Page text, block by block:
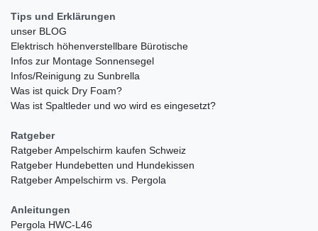
Tips und Erklärungen
unser BLOG
Elektrisch höhenverstellbare Bürotische
Infos zur Montage Sonnensegel
Infos/Reinigung zu Sunbrella
Was ist quick Dry Foam?
Was ist Spaltleder und wo wird es eingesetzt?
Ratgeber
Ratgeber Ampelschirm kaufen Schweiz
Ratgeber Hundebetten und Hundekissen
Ratgeber Ampelschirm vs. Pergola
Anleitungen
Pergola HWC-L46